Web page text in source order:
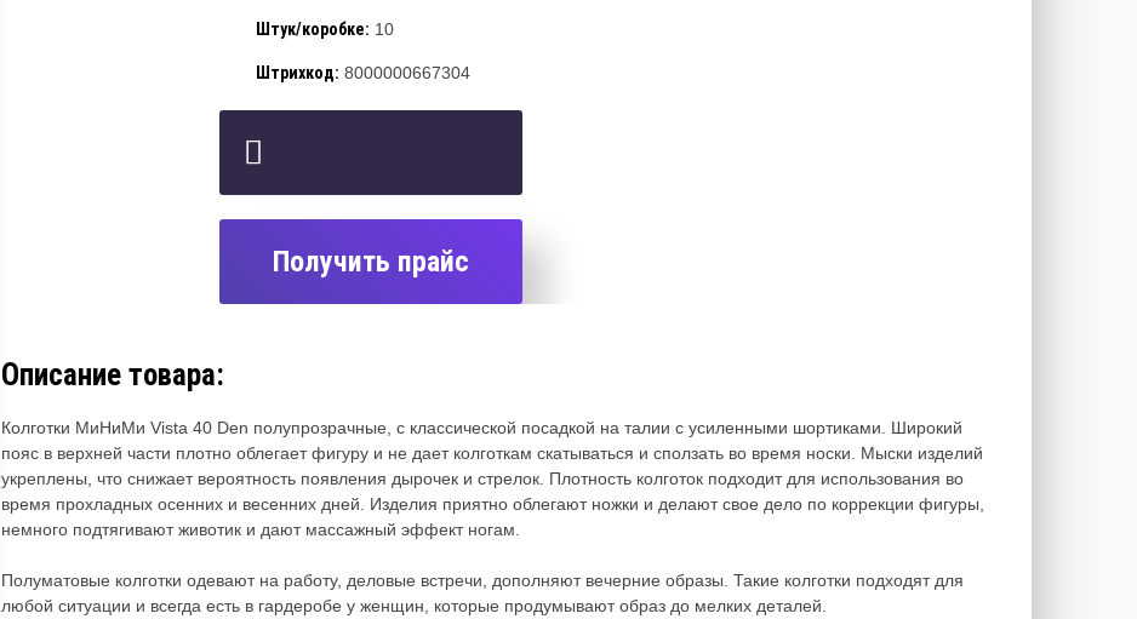
Штук/коробке: 10
Штрихкод: 8000000667304
Получить прайс
Описание товара:
Колготки МиНиМи Vista 40 Den полупрозрачные, с классической посадкой на талии с усиленными шортиками. Широкий
пояс в верхней части плотно облегает фигуру и не дает колготкам скатываться и сползать во время носки. Мыски изделий
укреплены, что снижает вероятность появления дырочек и стрелок. Плотность колготок подходит для использования во
время прохладных осенних и весенних дней. Изделия приятно облегают ножки и делают свое дело по коррекции фигуры,
немного подтягивают животик и дают массажный эффект ногам.
Полуматовые колготки одевают на работу, деловые встречи, дополняют вечерние образы. Такие колготки подходят для
любой ситуации и всегда есть в гардеробе у женщин, которые продумывают образ до мелких деталей.